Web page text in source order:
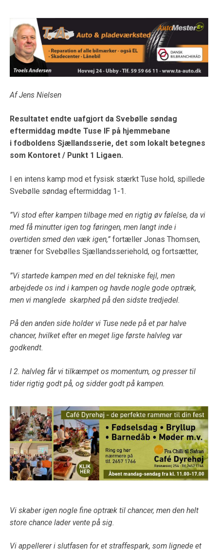
Af Jens Nielsen
Resultatet endte uafgjort da Svebølle søndag
eftermiddag mødte Tuse IF på hjemmebane
i fodboldens Sjællandsserie, det som lokalt betegnes
som Kontoret / Punkt 1 Ligaen.
I en intens kamp mod et fysisk stærkt Tuse hold, spillede
Svebølle søndag eftermiddag 1-1.
”Vi stod efter kampen tilbage med en rigtig øv følelse, da vi
med få minutter igen tog føringen, men langt inde i
overtiden smed den væk igen,” fortæller Jonas Thomsen,
træner for Svebølles Sjællandsseriehold, og fortsætter,
”Vi startede kampen med en del tekniske fejl, men
arbejdede os ind i kampen og havde nogle gode optræk,
men vi manglede skarphed på den sidste tredjedel.
På den anden side holder vi Tuse nede på et par halve
chancer, hvilket efter en meget lige første halvleg var
godkendt.
I 2. halvleg får vi tilkæmpet os momentum, og presser til
tider rigtig godt på, og sidder godt på kampen.
Vi skaber igen nogle fine optræk til chancer, men den helt
store chance lader vente på sig.
Vi appellerer i slutfasen for et straffespark, som lignede et